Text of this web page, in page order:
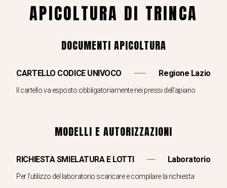
APICOLTURA DI TRINCA
DOCUMENTI APICOLTURA
CARTELLO CODICE UNIVOCO Regione Lazio
Il cartello va esposto obbligatoriamente nei pressi dell'apiario
MODELLI E AUTORIZZAZIONI
RICHIESTA SMIELATURA E LOTTI Laboratorio
Per l'utilizzo del laboratorio scaricare e compilare la richiesta